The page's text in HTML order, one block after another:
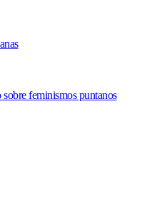
feminismos puntanos